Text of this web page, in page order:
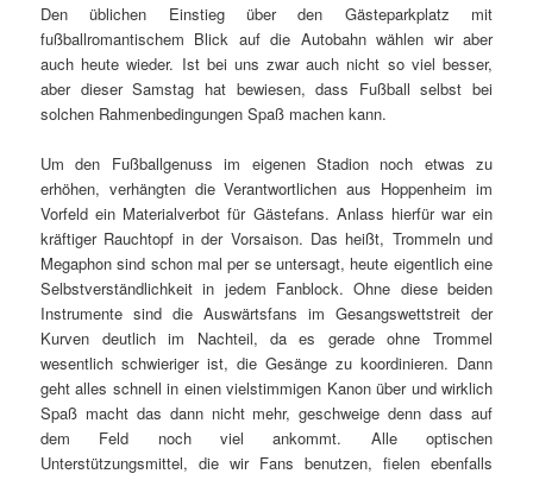
Den üblichen Einstieg über den Gästeparkplatz mit
fußballromantischem Blick auf die Autobahn wählen wir aber
auch heute wieder. Ist bei uns zwar auch nicht so viel besser,
aber dieser Samstag hat bewiesen, dass Fußball selbst bei
solchen Rahmenbedingungen Spaß machen kann.
Um den Fußballgenuss im eigenen Stadion noch etwas zu
erhöhen, verhängten die Verantwortlichen aus Hoppenheim im
Vorfeld ein Materialverbot für Gästefans. Anlass hierfür war ein
kräftiger Rauchtopf in der Vorsaison. Das heißt, Trommeln und
Megaphon sind schon mal per se untersagt, heute eigentlich eine
Selbstverständlichkeit in jedem Fanblock. Ohne diese beiden
Instrumente sind die Auswärtsfans im Gesangswettstreit der
Kurven deutlich im Nachteil, da es gerade ohne Trommel
wesentlich schwieriger ist, die Gesänge zu koordinieren. Dann
geht alles schnell in einen vielstimmigen Kanon über und wirklich
Spaß macht das dann nicht mehr, geschweige denn dass auf
dem Feld noch viel ankommt. Alle optischen
Unterstützungsmittel, die wir Fans benutzen, fielen ebenfalls